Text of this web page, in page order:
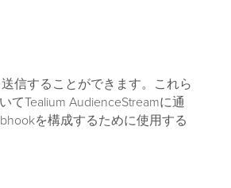
信することができます。これら
てTealium AudienceStreamに通
を構成するために使用する